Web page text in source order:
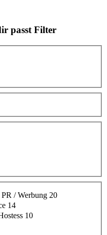
passt Filter
/ Werbung 20
14
10